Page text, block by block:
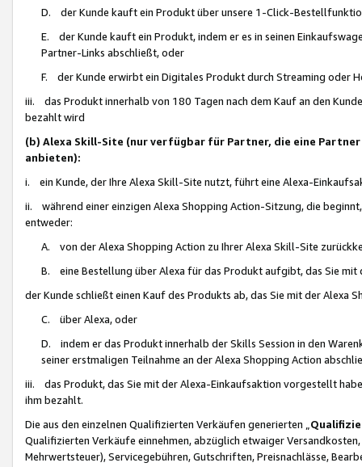
D. der Kunde kauft ein Produkt über unsere 1-Click-
E. der Kunde kauft ein Produkt, indem er es in seinen
Partner-Links abschließt, oder
F. der Kunde erwirbt ein Digitales Produkt durch Streaming oder
iii. das Produkt innerhalb von 180 Tagen nach dem Kauf an den
bezahlt wird
(b) Alexa Skill-Site (nur verfügbar für Partner, die eine
anbieten):
i. ein Kunde, der Ihre Alexa Skill-Site nutzt, führt eine Alexa-
ii. während einer einzigen Alexa Shopping Action-Sitzung, die
entweder:
A. von der Alexa Shopping Action zu Ihrer Alexa Skill-Site
B. eine Bestellung über Alexa für das Produkt aufgibt, das Sie mit
der Kunde schließt einen Kauf des Produkts ab, das Sie mit der Alexa
C. über Alexa, oder
D. indem er das Produkt innerhalb der Skills Session in den
seiner erstmaligen Teilnahme an der Alexa Shopping Action
iii. das Produkt, das Sie mit der Alexa-Einkaufsaktion vorgestellt
ihm bezahlt.
Die aus den einzelnen Qualifizierten Verkäufen generierten „
Qualifizierten Verkäufe einnehmen, abzüglich etwaiger
Mehrwertsteuer), Servicegebühren, Gutschriften, Preisnachlässe,